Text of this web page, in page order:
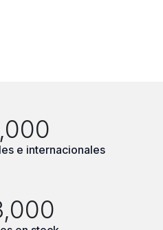
e internacionales